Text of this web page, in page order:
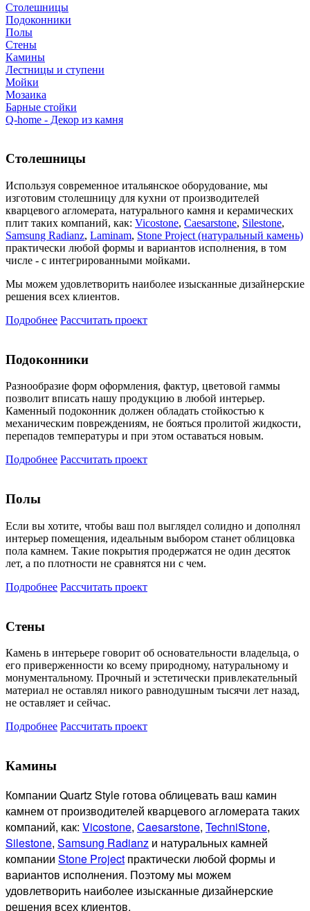
Столешницы
Подоконники
Полы
Стены
Камины
Лестницы и ступени
Мойки
Мозаика
Барные стойки
Q-home - Декор из камня
Столешницы
Используя современное итальянское оборудование, мы
изготовим столешницу для кухни от производителей
кварцевого агломерата, натурального камня и керамических
плит таких компаний, как: Vicostone, Caesarstone, Silestone,
Samsung Radianz, Laminam, Stone Project (натуральный камень)
практически любой формы и вариантов исполнения, в том
числе - с интегрированными мойками.
Мы можем удовлетворить наиболее изысканные дизайнерские
решения всех клиентов.
Подробнее Рассчитать проект
Подоконники
Разнообразие форм оформления, фактур, цветовой гаммы
позволит вписать нашу продукцию в любой интерьер.
Каменный подоконник должен обладать стойкостью к
механическим повреждениям, не бояться пролитой жидкости,
перепадов температуры и при этом оставаться новым.
Подробнее Рассчитать проект
Полы
Если вы хотите, чтобы ваш пол выглядел солидно и дополнял
интерьер помещения, идеальным выбором станет облицовка
пола камнем. Такие покрытия продержатся не один десяток
лет, а по плотности не сравнятся ни с чем.
Подробнее Рассчитать проект
Стены
Камень в интерьере говорит об основательности владельца, о
его приверженности ко всему природному, натуральному и
монументальному. Прочный и эстетически привлекательный
материал не оставлял никого равнодушным тысячи лет назад,
не оставляет и сейчас.
Подробнее Рассчитать проект
Камины
Компании Quartz Style готоваоблицевать ваш камин
камнем от производителей кварцевого агломерата таких
компаний, как: Vicostone, Caesarstone, TechniStone,
Silestone, Samsung Radianz и натуральных камней
компании Stone Project практически любой формы и
вариантов исполнения. Поэтому мы можем
удовлетворить наиболее изысканные дизайнерские
решения всех клиентов.